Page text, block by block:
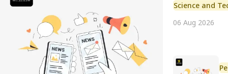
Science and
06 Aug 2026